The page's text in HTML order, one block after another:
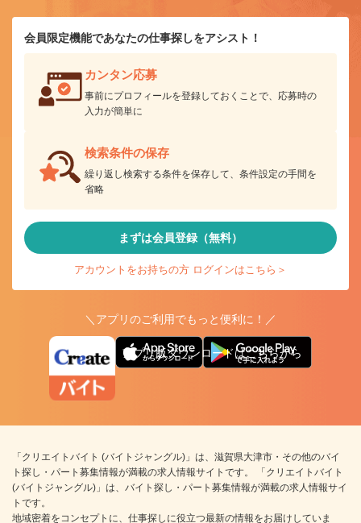
会員限定機能であなたの仕事探しをアシスト！
カンタン応募
事前にプロフィールを登録しておくことで、応募時の
入力が簡単に
検索条件の保存
繰り返し検索する条件を保存して、条件設定の手間を
省略
まずは会員登録（無料）
アカウントをお持ちの方 ログインはこちら＞
＼アプリのご利用でもっと便利に！／
アプリ版ダウンロードはこちらから
「クリエイトバイト (バイトジャングル)」は、滋賀県大津市・その他のバイ
ト探し・パート募集情報が満載の求人情報サイトです。 「クリエイトバイト
(バイトジャングル)」は、バイト探し・パート募集情報が満載の求人情報サイ
トです。
地域密着をコンセプトに、仕事探しに役立つ最新の情報をお届けしていま